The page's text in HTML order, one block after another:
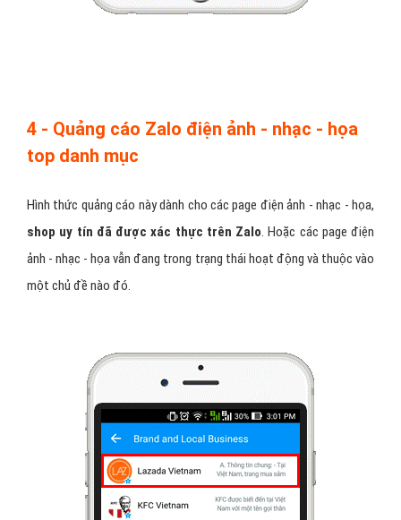
4 - Quảng cáo Zalo điện ảnh - nhạc - họa
top danh mục
Hình thức quảng cáo này dành cho các page điện ảnh - nhạc - họa,
shop uy tín đã được xác thực trên Zalo . Hoặc các page điện
ảnh - nhạc - họa vẫn đang trong trạng thái hoạt động và thuộc vào
một chủ đề nào đó.